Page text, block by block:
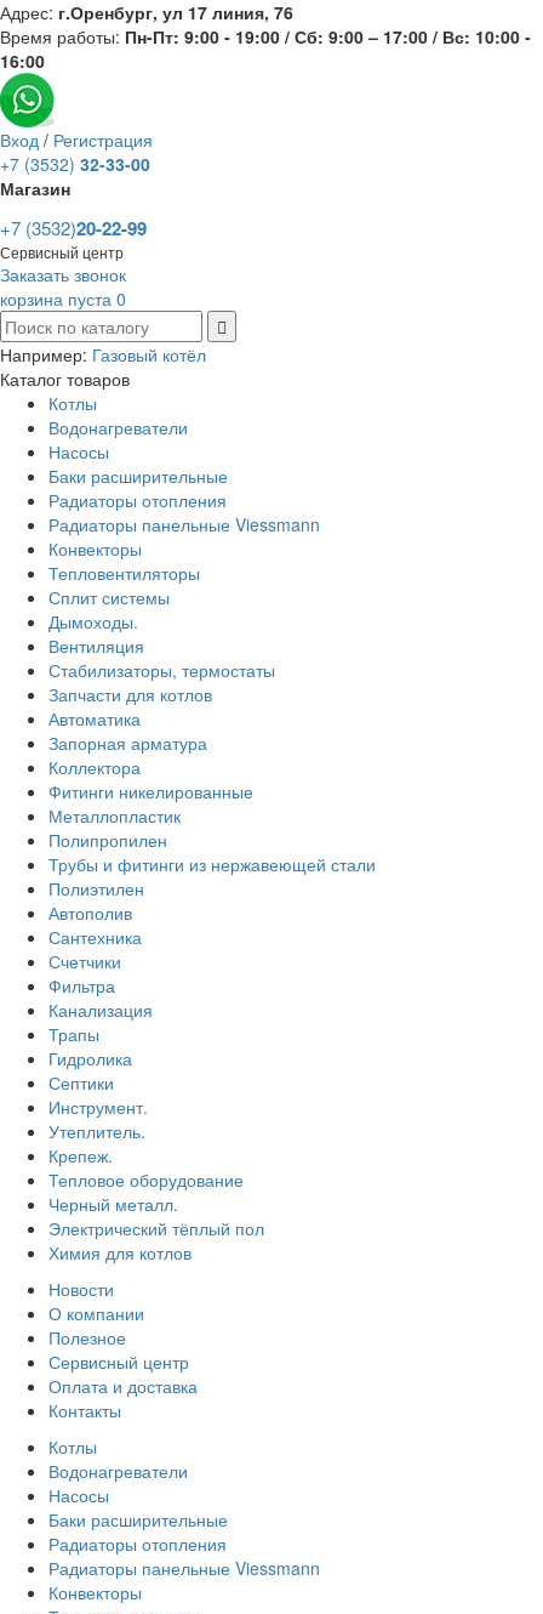
Адрес: г.Оренбург, ул 17 линия, 76
Время работы: Пн-Пт: 9:00 - 19:00 / Сб: 9:00 – 17:00 / Вс: 10:00 -
16:00
Вход / Регистрация
+7 (3532) 32-33-00
Магазин
+7 (3532)20-22-99
Сервисный центр
Заказать звонок
корзина пуста 0
Например: Газовый котёл
Каталог товаров
Котлы
Водонагреватели
Насосы
Баки расширительные
Радиаторы отопления
Радиаторы панельные Viessmann
Конвекторы
Тепловентиляторы
Сплит системы
Дымоходы.
Вентиляция
Стабилизаторы, термостаты
Запчасти для котлов
Автоматика
Запорная арматура
Коллектора
Фитинги никелированные
Металлопластик
Полипропилен
Трубы и фитинги из нержавеющей стали
Полиэтилен
Автополив
Сантехника
Счетчики
Фильтра
Канализация
Трапы
Гидролика
Септики
Инструмент.
Утеплитель.
Крепеж.
Тепловое оборудование
Черный металл.
Электрический тёплый пол
Химия для котлов
Новости
О компании
Полезное
Сервисный центр
Оплата и доставка
Контакты
Котлы
Водонагреватели
Насосы
Баки расширительные
Радиаторы отопления
Радиаторы панельные Viessmann
Конвекторы